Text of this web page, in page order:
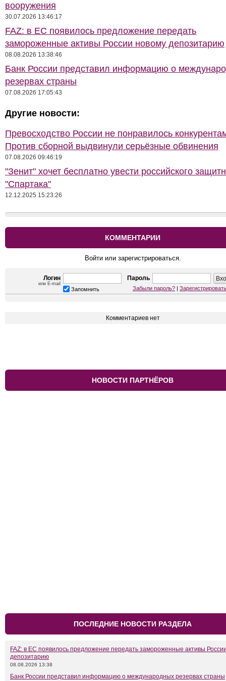
вооружения
30.07.2026 13:46:17
FAZ: в ЕС появилось предложение передать
замороженные активы России новому депозитарию
08.08.2026 13:38:46
Банк России представил информацию о
резервах страны
07.08.2026 17:05:43
Другие новости:
Превосходство России не понравилось
Против сборной выдвинули серьёзные обвинения
07.08.2026 09:46:19
"Зенит" хочет бесплатно увести российского
"Спартака"
12.12.2025 15:23:26
КОММЕНТАРИИ
Войти или зарегистрироваться.
Логин
или E-mail
Пароль
Запомнить Забыли пароль? |
Комментариев нет
НОВОСТИ ПАРТНЁРОВ
ПОСЛЕДНИЕ НОВОСТИ РАЗДЕЛА
FAZ: в ЕС появилось предложение передать замороженные активы
депозитарию
08.08.2026 13:38
Банк России представил информацию о международных резервах страны